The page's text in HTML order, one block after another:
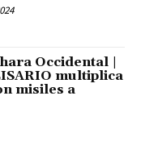
Occidental |
multiplica
misiles a